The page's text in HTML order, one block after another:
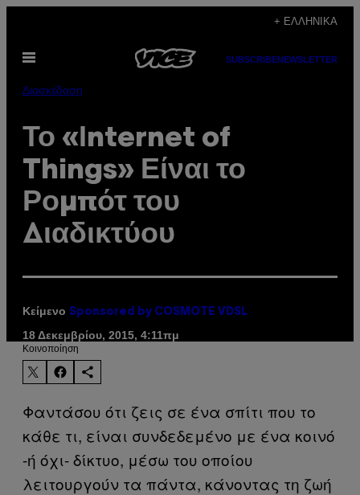
περιεχόμενο
+ ΕΛΛΗΝΙΚΆ
Ανοίξτε
SUBSCRIBENEWSLETTER
Διασκέδαση
Το «Ιnternet of
Things» Είναι το
Ρομπότ του
Διαδικτύου
Κείμενο Sponsored by COSMOTE VDSL
18 Δεκεμβρίου, 2015, 4:11πμ
Kοινοποίηση
Φαντάσου ότι ζεις σε ένα σπίτι που το
κάθε τι, είναι συνδεδεμένο με ένα κοινό
-ή όχι- δίκτυο, μέσω του οποίου
λειτουργούν τα πάντα, κάνοντας τη ζωή